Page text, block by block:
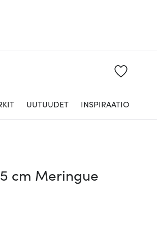
UUTUUDET INSPIRAATIO
cm Meringue